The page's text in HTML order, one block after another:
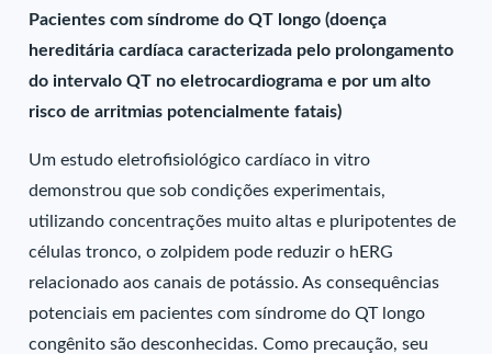
Pacientes com síndrome do QT longo (doença
hereditária cardíaca caracterizada pelo prolongamento
do intervalo QT no eletrocardiograma e por um alto
risco de arritmias potencialmente fatais)
Um estudo eletrofisiológico cardíaco in vitro
demonstrou que sob condições experimentais,
utilizando concentrações muito altas e pluripotentes de
células tronco, o zolpidem pode reduzir o hERG
relacionado aos canais de potássio. As consequências
potenciais em pacientes com síndrome do QT longo
congênito são desconhecidas. Como precaução, seu